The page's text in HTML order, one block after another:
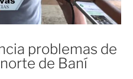
problemas de
de Baní